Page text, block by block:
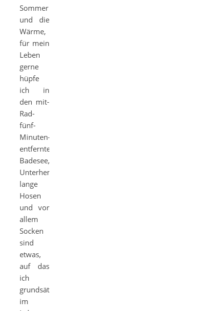
Sommer
und die
Wärme,
für mein
Leben
gerne
hüpfe
ich in
den mit-
Rad-
fünf-
Minuten-
entfernten
Badesee,
Unterhemden,
lange
Hosen
und vor
allem
Socken
sind
etwas,
auf das
ich
grundsätzlich
im